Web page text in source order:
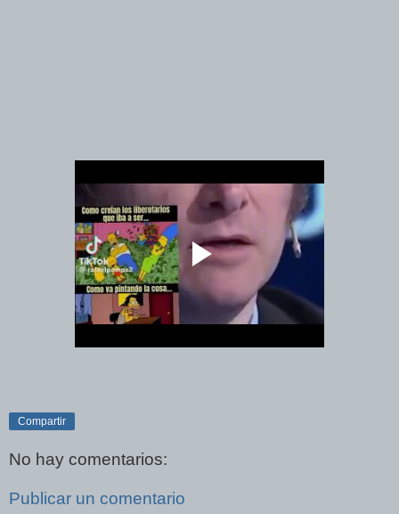
Compartir
No hay comentarios:
Publicar un comentario